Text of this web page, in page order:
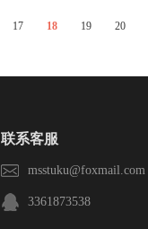
17 18 19 20
联系客服
msstuku@foxmail.com
3361873538